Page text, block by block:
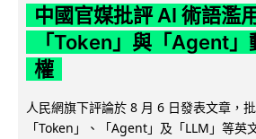
中國官媒批評 AI 術語
「Token」與「Agent
權
人民網旗下評論於 8 月 6 日發表文章，
「Token」、「Agent」及「LLM」等英